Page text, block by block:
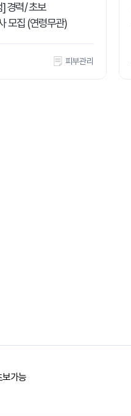
경력/ 초보
모집 (연령무관)
피부관리
보가능